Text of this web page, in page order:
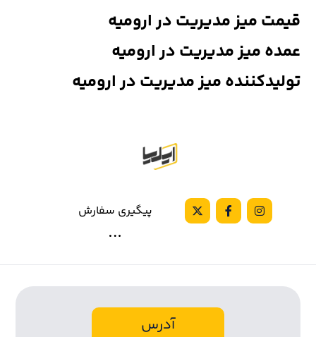
قیمت میز مدیریت در ارومیه
عمده میز مدیریت در ارومیه
تولیدکننده میز مدیریت در ارومیه
پیگیری سفارش
آدرس